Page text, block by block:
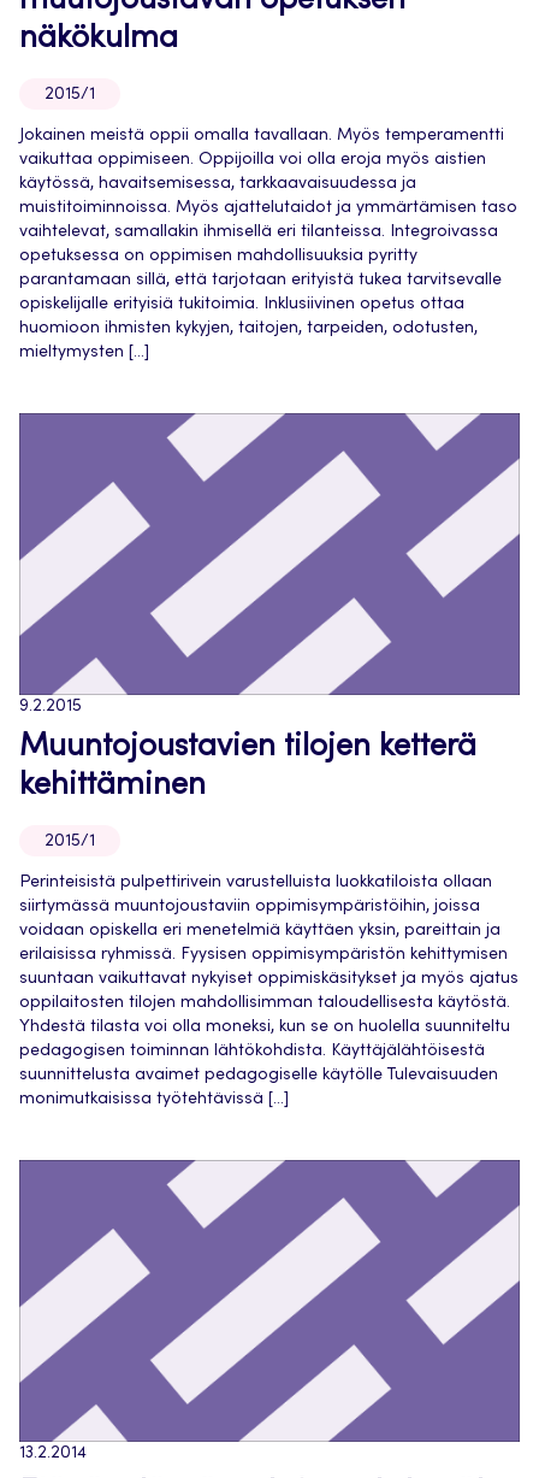
näkökulma
2015/1
Jokainen meistä oppii omalla tavallaan. Myös temperamentti
vaikuttaa oppimiseen. Oppijoilla voi olla eroja myös aistien
käytössä, havaitsemisessa, tarkkaavaisuudessa ja
muistitoiminnoissa. Myös ajattelutaidot ja ymmärtämisen taso
vaihtelevat, samallakin ihmisellä eri tilanteissa. Integroivassa
opetuksessa on oppimisen mahdollisuuksia pyritty
parantamaan sillä, että tarjotaan erityistä tukea tarvitsevalle
opiskelijalle erityisiä tukitoimia. Inklusiivinen opetus ottaa
huomioon ihmisten kykyjen, taitojen, tarpeiden, odotusten,
mieltymysten […]
9.2.2015
Muuntojoustavien tilojen ketterä
kehittäminen
2015/1
Perinteisistä pulpettirivein varustelluista luokkatiloista ollaan
siirtymässä muuntojoustaviin oppimisympäristöihin, joissa
voidaan opiskella eri menetelmiä käyttäen yksin, pareittain ja
erilaisissa ryhmissä. Fyysisen oppimisympäristön kehittymisen
suuntaan vaikuttavat nykyiset oppimiskäsitykset ja myös ajatus
oppilaitosten tilojen mahdollisimman taloudellisesta käytöstä.
Yhdestä tilasta voi olla moneksi, kun se on huolella suunniteltu
pedagogisen toiminnan lähtökohdista. Käyttäjälähtöisestä
suunnittelusta avaimet pedagogiselle käytölle Tulevaisuuden
monimutkaisissa työtehtävissä […]
13.2.2014